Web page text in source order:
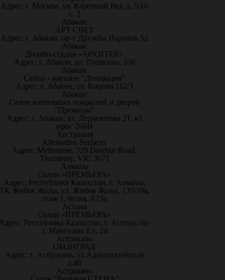
Адрес: г. Москва, ул. Каретный Ряд, д. 5/10
с. 2
Абакан
АРТ СВЕТ
Адрес: г. Абакан, пр-т Дружбы Народов 52
Абакан
Дизайн-студия «АРХИТЕК»
Адрес: г. Абакан, ул. Пушкина, 100
Абакан
Салон - магазин "Декорация"
Адрес: г. Абакан, ул. Кирова 112/3
Абакан
Салон напольных покрытий и дверей
"Премиум"
Адрес: г. Абакан, ул. Лермонтова 21, к1
офис 266Н
Австралия
Alternative Surfaces
Адрес: Melbourne, 329 Darebin Road,
Thornbury, VIC 3071
Алматы
Салон «ПРЕМЬЕРА»
Адрес: Республика Казахстан, г. Алматы,
Жибек Жолы, ул. Жибек Жолы, 135/10а,
этаж 1, бутик А23а
Астана
Салон «ПРЕМЬЕРА»
Республика Казахстан, г. Астана, пр-
т. Мангилик Ел, 24
Астрахань
ОБОИГРАД
Адрес: г. Астрахань, ул.Адмиралтейская
д.46
Астрахань